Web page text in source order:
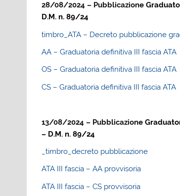
28/08/2024 – Pubblicazione
D.M. n. 89/24
timbro_ATA – Decreto pubblicazione
AA – Graduatoria definitiva III fascia ATA
OS – Graduatoria definitiva III fascia ATA
CS – Graduatoria definitiva III fascia ATA
13/08/2024 – Pubblicazione
– D.M. n. 89/24
_timbro_decreto pubblicazione
ATA III fascia – AA provvisoria
ATA III fascia – CS provvisoria